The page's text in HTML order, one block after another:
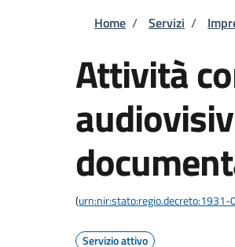
Briciole
Home / Servizi /
Attività
(
Servizio attivo